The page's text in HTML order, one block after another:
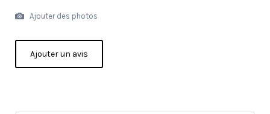
Ajouter des photos
Ajouter un avis